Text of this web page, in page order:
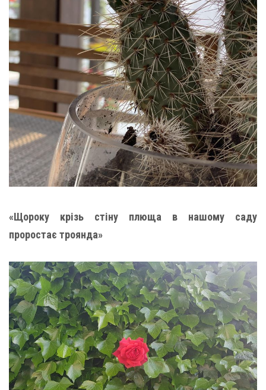
«Щороку крізь стіну плюща в нашому саду
проростає троянда»